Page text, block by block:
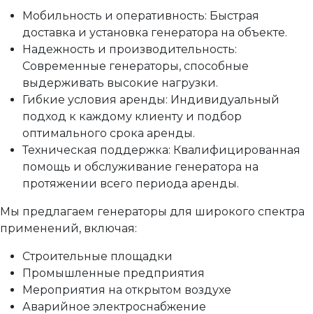
Мобильность и оперативность: Быстрая
доставка и установка генератора на объекте.
Надежность и производительность:
Современные генераторы, способные
выдерживать высокие нагрузки.
Гибкие условия аренды: Индивидуальный
подход к каждому клиенту и подбор
оптимального срока аренды.
Техническая поддержка: Квалифицированная
помощь и обслуживание генератора на
протяжении всего периода аренды.
Мы предлагаем генераторы для широкого спектра
применений, включая:
Строительные площадки
Промышленные предприятия
Мероприятия на открытом воздухе
Аварийное электроснабжение